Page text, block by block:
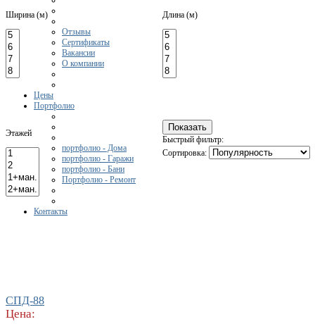
Отзывы
Сертификаты
Вакансии
О компании
Цены
Портфолио
портфолио - Дома
портфолио - Гаражи
портфолио - Бани
Портфолио - Ремонт
Контакты
Ширина (м) Длина (м)
Этажей
Быстрый фильтр:
Сортировка:
СПД-88
Цена: